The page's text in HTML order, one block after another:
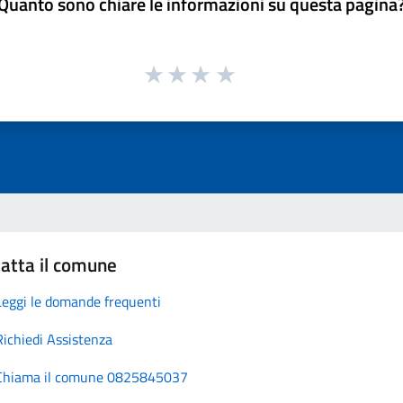
il comune
le domande frequenti
Assistenza
il comune 0825845037